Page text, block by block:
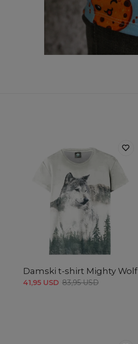
Damski t-shirt Mighty Wolf
41,95 USD 83,95 USD